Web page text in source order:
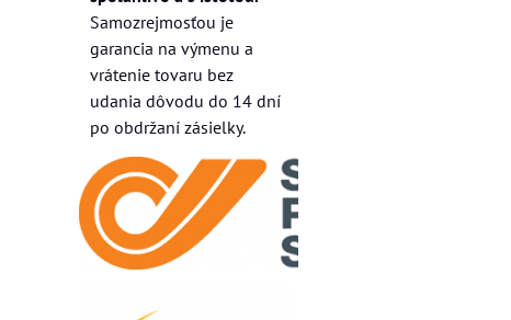
Samozrejmosťou je
garancia na výmenu a
vrátenie tovaru bez
udania dôvodu do 14 dní
po obdržaní zásielky.